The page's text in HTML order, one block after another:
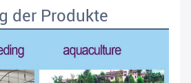
der Produkte